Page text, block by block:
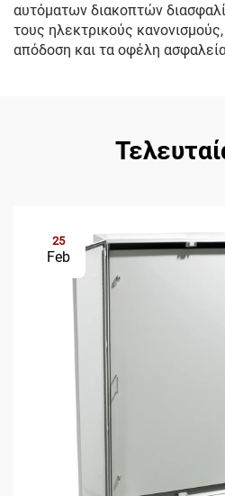
αυτόματων διακοπτών
τους ηλεκτρικούς
απόδοση και τα οφέλη
25
Feb